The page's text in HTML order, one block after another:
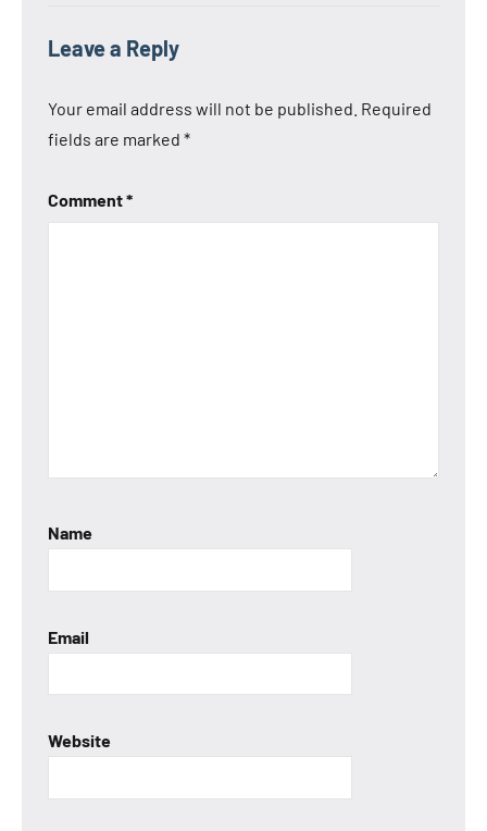
Leave a Reply
Your email address will not be published. Required
fields are marked *
Comment*
Name
Email
Website